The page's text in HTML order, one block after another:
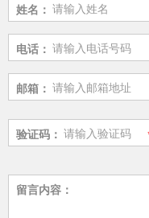
姓名：
电话：
邮箱：
验证码：
留言内容：